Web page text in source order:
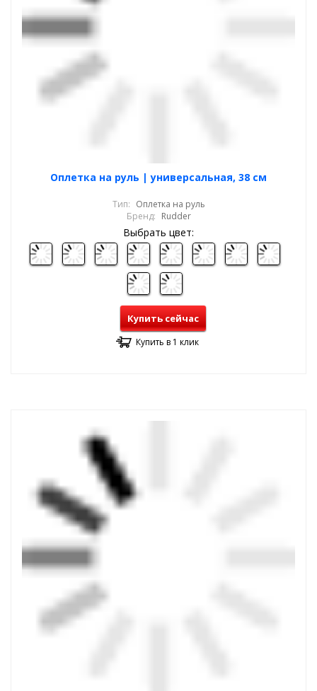
Оплетка на руль | универсальная, 38 см
Тип: Оплетка на руль
Бренд: Rudder
Выбрать цвет:
Купить сейчас
Купить в 1 клик